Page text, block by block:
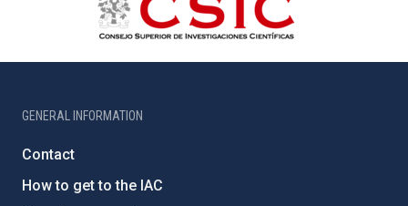
GENERAL INFORMATION
Contact
How to get to the IAC